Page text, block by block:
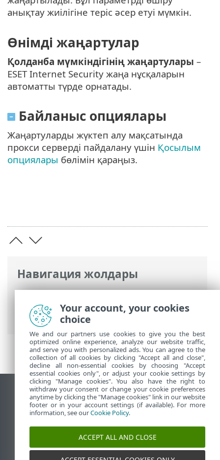
Навигация жолдары
ESET онлайн анықтамасы>ESET
Internet Security>Кеңейтілген орнату
> Жаңартулар
анықтау жиілігіне теріс әсер етуі мүмкін.
Өнімді жаңартулар
Қолданба мүмкіндігінің жаңартулары –
ESET Internet Security жаңа нұсқаларын
автоматты түрде орнатады.
Байланыс опциялары
Жаңартуларды жүктеп алу мақсатында
прокси серверді пайдалану үшін Қосылым
опциялары бөлімін қараңыз.
Жұмыс үстеліндегі сайтты қарау
End of Life
ESET білім қоры
ESET форумы
ESET Status Portal
Аймақтық қолдау
Your account, your cookies
choice
We and our partners use cookies to give you the best
optimized online experience, analyze our website traffic,
and serve you with personalized ads. You can agree to the
collection of all cookies by clicking "Accept all and close",
decline all non-essential cookies by choosing "Accept
essential cookies only", or adjust your cookie settings by
clicking "Manage cookies". You also have the right to
withdraw your consent or change your cookie preferences
anytime by clicking the "Manage cookies" link in our website
footer or in your account settings (if available). For more
information, see ourCookie Policy.
ACCEPT ALL AND CLOSE